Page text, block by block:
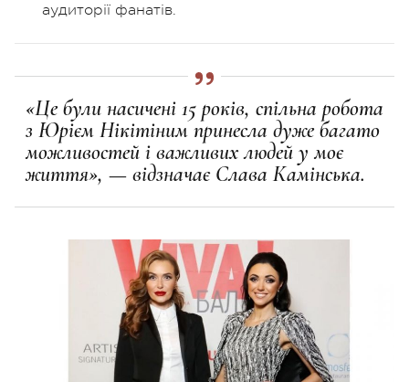
аудиторії фанатів.
«Це були насичені 15 років, спільна робота
з Юрієм Нікітіним принесла дуже багато
можливостей і важливих людей у моє
життя», — відзначає Слава Камінська.